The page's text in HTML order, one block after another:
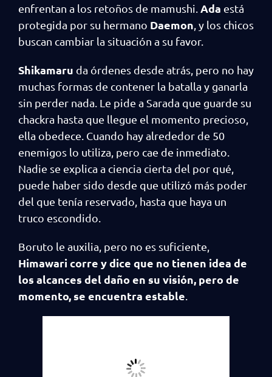
enfrentan a los retoños de mamushi. Ada está
protegida por su hermano Daemon , y los chicos
buscan cambiar la situación a su favor.
Shikamaru da órdenes desde atrás, pero no hay
muchas formas de contener la batalla y ganarla
sin perder nada. Le pide a Sarada que guarde su
chackra hasta que llegue el momento precioso,
ella obedece. Cuando hay alrededor de 50
enemigos lo utiliza, pero cae de inmediato.
Nadie se explica a ciencia cierta del por qué,
puede haber sido desde que utilizó más poder
del que tenía reservado, hasta que haya un
truco escondido.
Boruto le auxilia, pero no es suficiente,
Himawari corre y dice que no tienen idea de
los alcances del daño en su visión, pero de
momento, se encuentra estable